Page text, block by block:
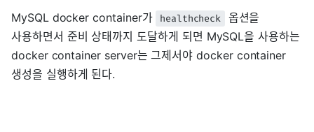
MySQL docker container가 healthcheck
옵션을
사용하면서 준비 상태까지 도달하게 되면 MySQL을 사용하는
docker container server는 그제서야 docker container
생성을 실행하게 된다.